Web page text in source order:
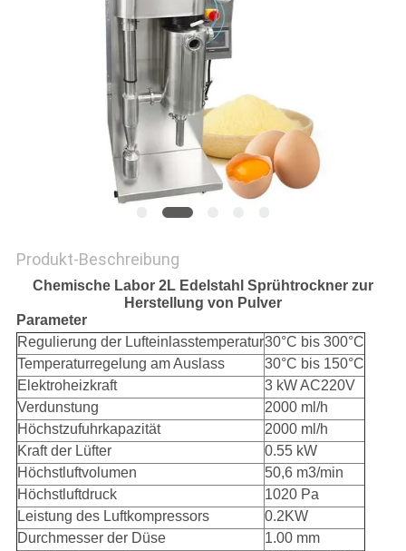
DATENSCHUTZRICHTLINIE
Produkt-Beschreibung
Chemische Labor 2L Edelstahl Sprühtrockner zur
Herstellung von Pulver
Parameter
Regulierung der Lufteinlasstemperatur30°C bis 300°C
Temperaturregelung am Auslass
30°C bis 150°C
Elektroheizkraft
3 kW AC220V
Verdunstung
2000 ml/h
Höchstzufuhrkapazität
2000 ml/h
Kraft der Lüfter
0.55 kW
Höchstluftvolumen
50,6 m3/min
Höchstluftdruck
1020 Pa
Leistung des Luftkompressors
0.2KW
Durchmesser der Düse
1.00 mm